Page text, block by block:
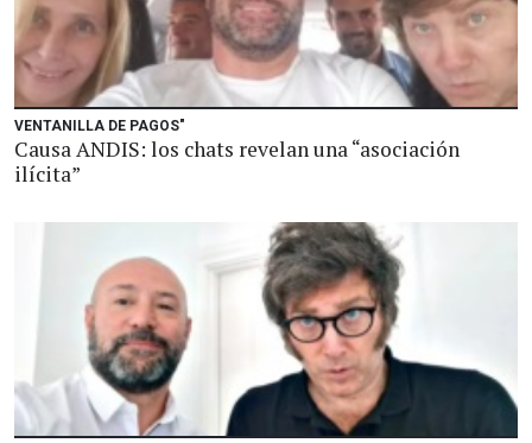
VENTANILLA DE PAGOS"
Causa ANDIS: los chats revelan una “asociación
ilícita”